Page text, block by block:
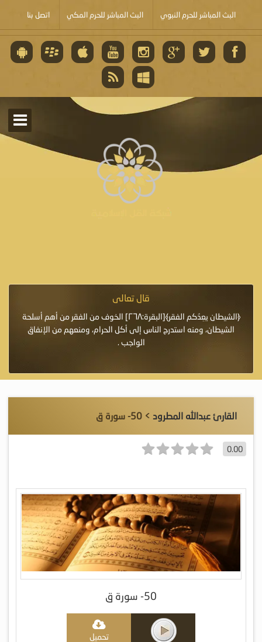
البث المباشر للحرم النبوي البث المباشر للحرم المكي اتصل بنا
قال تعالى
﴿الشيطان يعِدُكم الفقر﴾[البقرة:٢٦٨] الخوف من الفقر من أهم أسلحة
الشيطان، ومنه استدرج الناس إلى أكل الحرام، ومنعهم من الإنفاق
الواجب .
القارئ عبدالله المطرود > 50- سورة ق
0.00
50- سورة ق
تحميل